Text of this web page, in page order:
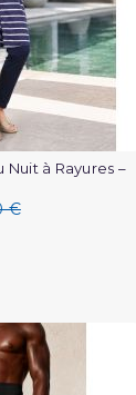
à Rayures –
€